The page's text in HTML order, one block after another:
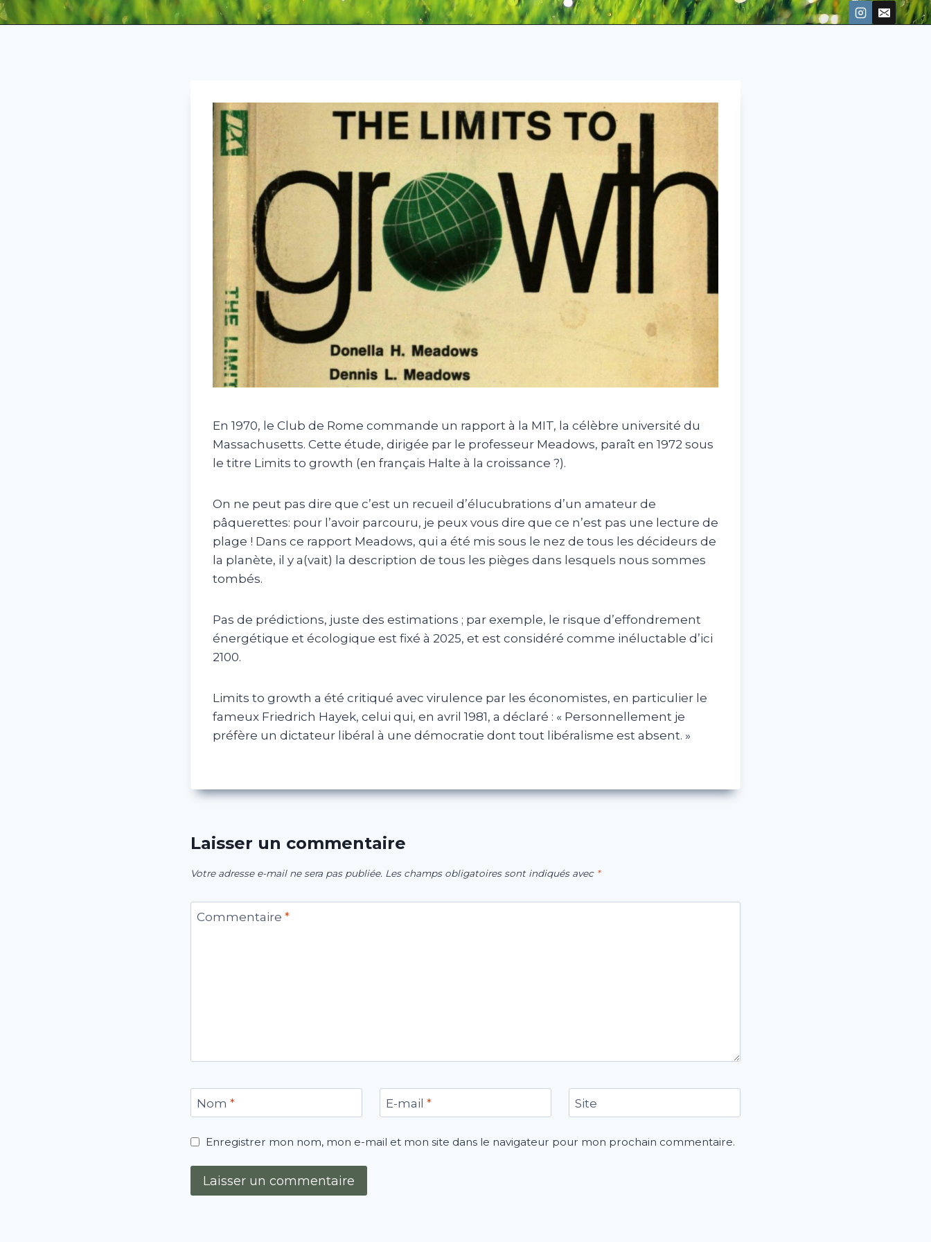
En 1970, le Club de Rome commande un rapport à la MIT, la célèbre université du
Massachusetts. Cette étude, dirigée par le professeur Meadows, paraît en 1972 sous
le titre Limits to growth (en français Halte à la croissance ?).
On ne peut pas dire que c’est un recueil d’élucubrations d’un amateur de
pâquerettes: pour l’avoir parcouru, je peux vous dire que ce n’est pas une lecture de
plage ! Dans ce rapport Meadows, qui a été mis sous le nez de tous les décideurs de
la planète, il y a(vait) la description de tous les pièges dans lesquels nous sommes
tombés.
Pas de prédictions, juste des estimations ; par exemple, le risque d’effondrement
énergétique et écologique est fixé à 2025, et est considéré comme inéluctable d’ici
2100.
Limits to growth a été critiqué avec virulence par les économistes, en particulier le
fameux Friedrich Hayek, celui qui, en avril 1981, a déclaré : « Personnellement je
préfère un dictateur libéral à une démocratie dont tout libéralisme est absent. »
Laisser un commentaire
Votre adresse e-mail ne sera pas publiée. Les champs obligatoires sont indiqués avec *
Commentaire *
Nom * E-mail * Site
Enregistrer mon nom, mon e-mail et mon site dans le navigateur pour mon prochain commentaire.